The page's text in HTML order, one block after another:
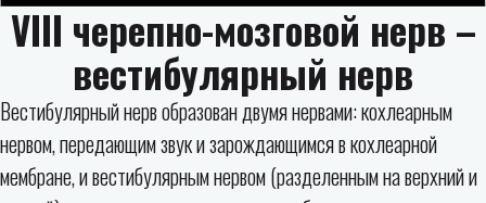
VIII черепно-мозговой нерв –
вестибулярный нерв
Вестибулярный нерв образован двумя нервами: кохлеарным
нервом, передающим звук и зарождающимся в кохлеарной
мембране, и вестибулярным нервом (разделенным на верхний и